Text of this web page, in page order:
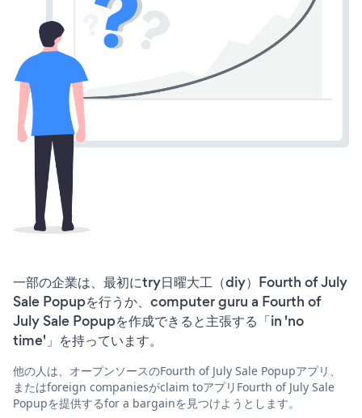
一部の企業は、最初にtry日曜大工（diy）Fourth of July
Sale Popupを行うか、computer guru a Fourth of
July Sale Popupを作成できると主張する「in 'no
time'」を持っています。
他の人は、オープンソースのFourth of July Sale Popupアプリ、
またはforeign companiesがclaim toアプリFourth of July Sale
Popupを提供するfor a bargainを見つけようとします。